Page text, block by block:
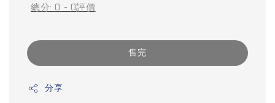
總分: 0 - 0評價
售完
分享